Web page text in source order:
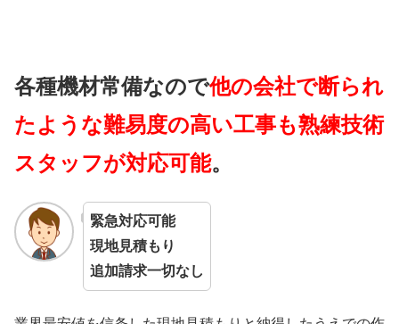
各種機材常備なので他の会社で断られ
たような難易度の高い工事も熟練技術
スタッフが対応可能。
緊急対応可能
現地見積もり
追加請求一切なし